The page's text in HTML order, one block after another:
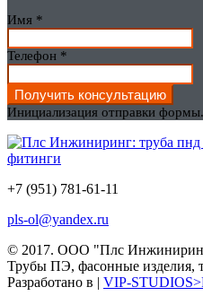
Имя *
Телефон *
Получить консультацию
Инициализация отправки
+7 (951) 781-61-11
pls-ol@yandex.ru
© 2017. ООО "Плс
Трубы ПЭ, фасонные изделия,
Разработано в | VIP-